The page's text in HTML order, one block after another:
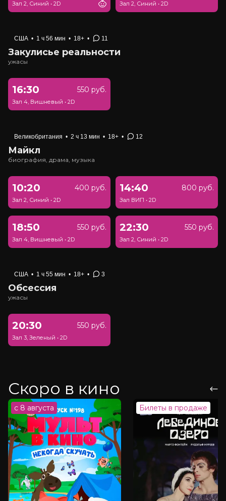
Зал 2, Синий • 2D Зал 2, Синий • 2D
США • 1 ч 56 мин • 18+ • 11
Закулисье реальности
ужасы
16:30 550 руб.
Зал 4, Вишневый • 2D
Великобритания • 2 ч 13 мин • 18+ • 12
Майкл
биография, драма, музыка
10:20 400 руб.
Зал 2, Синий • 2D
14:40 800 руб.
Зал ВИП • 2D
18:50 550 руб.
Зал 4, Вишневый • 2D
22:30 550 руб.
Зал 2, Синий • 2D
США • 1 ч 55 мин • 18+ • 3
Обсессия
ужасы
20:30 550 руб.
Зал 3, Зеленый • 2D
Скоро в кино
с 8 августа Билеты в продаже